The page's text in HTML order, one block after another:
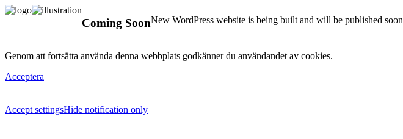
Coming SoonNew WordPress website is being built and will be published soon
Genom att fortsätta använda denna webbplats godkänner du användandet av cookies.
Acceptera
Accept settingsHide notification only